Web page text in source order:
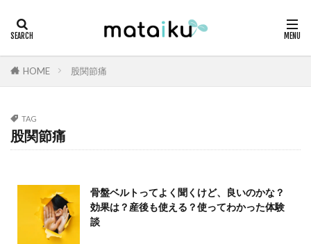
HOME 股関節痛
TAG
股関節痛
骨盤ベルトってよく聞くけど、良いのかな？
効果は？産後も使える？使ってわかった体験
談